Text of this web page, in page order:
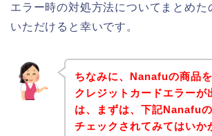
エラー時の対処方法についてまとめた
いただけると幸いです。
ちなみに、Nanafuの商品
クレジットカードエラーが
は、まずは、下記Nanafu
チェックされてみてはいか